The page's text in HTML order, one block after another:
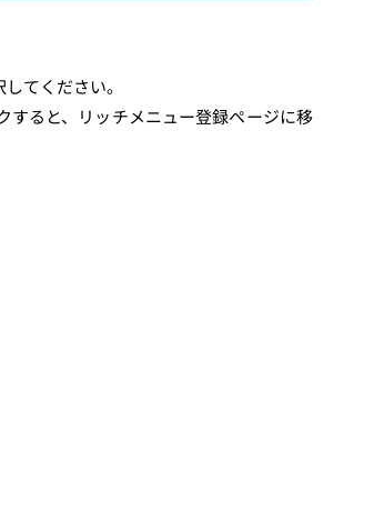
てください。
すると、リッチメニュー登録ページに移